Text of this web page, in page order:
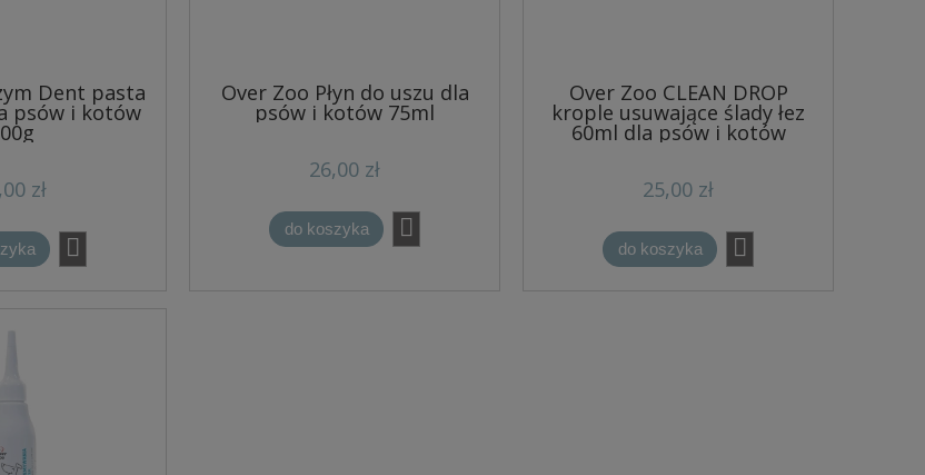
Dent pasta
psów i kotów
zł
Over Zoo Płyn do uszu dla
psów i kotów 75ml
26,00 zł
do koszyka
Over Zoo CLEAN DROP
krople usuwające ślady łez
60ml dla psów i kotów
25,00 zł
do koszyka